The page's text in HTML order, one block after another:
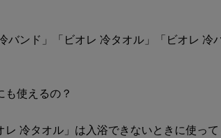
バンド」「ビオレ 冷タオル」「ビオレ
も使えるの？
レ 冷タオル」は入浴できないときに使って